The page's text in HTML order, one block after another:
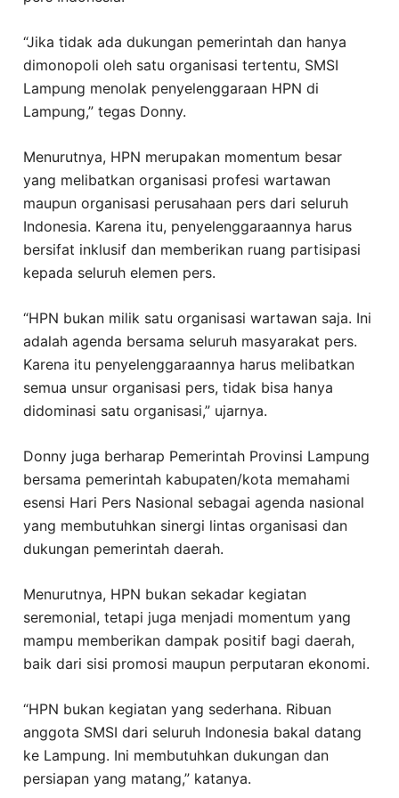
“Jika tidak ada dukungan pemerintah dan hanya
dimonopoli oleh satu organisasi tertentu, SMSI
Lampung menolak penyelenggaraan HPN di
Lampung,” tegas Donny.
Menurutnya, HPN merupakan momentum besar
yang melibatkan organisasi profesi wartawan
maupun organisasi perusahaan pers dari seluruh
Indonesia. Karena itu, penyelenggaraannya harus
bersifat inklusif dan memberikan ruang partisipasi
kepada seluruh elemen pers.
“HPN bukan milik satu organisasi wartawan saja. Ini
adalah agenda bersama seluruh masyarakat pers.
Karena itu penyelenggaraannya harus melibatkan
semua unsur organisasi pers, tidak bisa hanya
didominasi satu organisasi,” ujarnya.
Donny juga berharap Pemerintah Provinsi Lampung
bersama pemerintah kabupaten/kota memahami
esensi Hari Pers Nasional sebagai agenda nasional
yang membutuhkan sinergi lintas organisasi dan
dukungan pemerintah daerah.
Menurutnya, HPN bukan sekadar kegiatan
seremonial, tetapi juga menjadi momentum yang
mampu memberikan dampak positif bagi daerah,
baik dari sisi promosi maupun perputaran ekonomi.
“HPN bukan kegiatan yang sederhana. Ribuan
anggota SMSI dari seluruh Indonesia bakal datang
ke Lampung. Ini membutuhkan dukungan dan
persiapan yang matang,” katanya.